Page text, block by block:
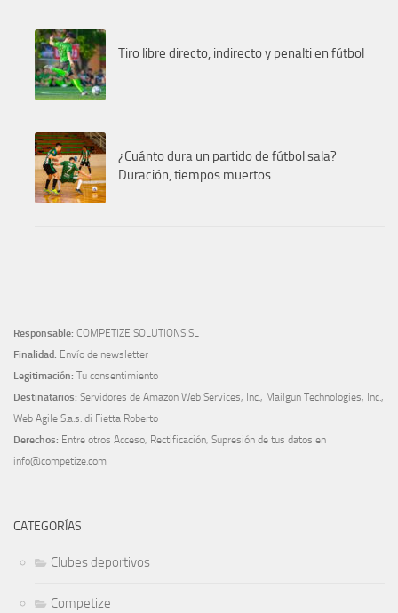
Tiro libre directo, indirecto y penalti en fútbol
¿Cuánto dura un partido de fútbol sala?
Duración, tiempos muertos
Responsable: COMPETIZE SOLUTIONS SL
Finalidad: Envío de newsletter
Legitimación: Tu consentimiento
Destinatarios: Servidores de Amazon Web Services, Inc., Mailgun Technologies, Inc.,
Web Agile S.a.s. di Fietta Roberto
Derechos: Entre otros Acceso, Rectificación, Supresión de tus datos en
info@competize.com
CATEGORÍAS
Clubes deportivos
Competize